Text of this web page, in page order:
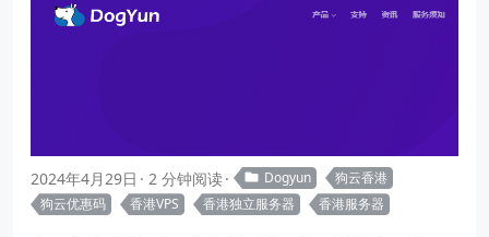
2024年4月29日 2 分钟阅读 Dogyun
狗云香港
狗云优惠码
香港VPS 香港独立服务器 香港服务器